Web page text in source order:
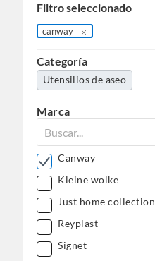
Filtro seleccionado
canway
Categoría
Utensilios de aseo
Marca
Canway
Kleine wolke
Just home collection
Reyplast
Signet